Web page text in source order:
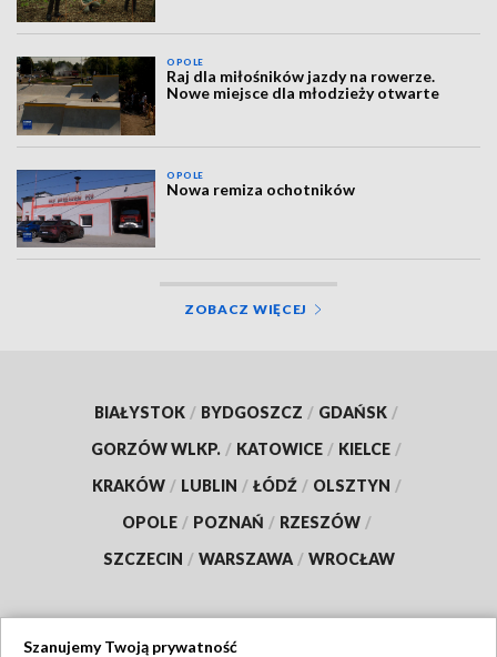
OPOLE
Raj dla miłośników jazdy na rowerze.
Nowe miejsce dla młodzieży otwarte
OPOLE
Nowa remiza ochotników
ZOBACZ WIĘCEJ
BIAŁYSTOK / BYDGOSZCZ / GDAŃSK /
GORZÓW WLKP. / KATOWICE / KIELCE /
KRAKÓW / LUBLIN / ŁÓDŹ / OLSZTYN /
OPOLE / POZNAŃ / RZESZÓW /
SZCZECIN / WARSZAWA / WROCŁAW
Szanujemy Twoją prywatność